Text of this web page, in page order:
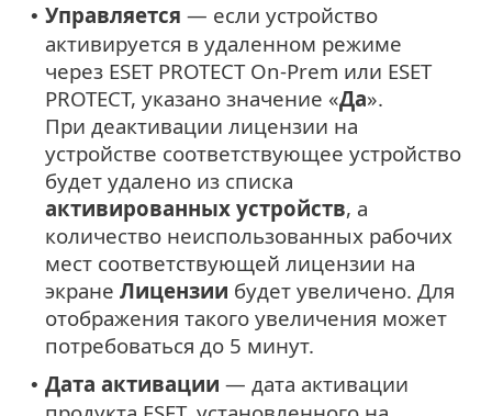
• Управляется — если устройство
активируется в удаленном режиме
через ESET PROTECT On-Prem или ESET
PROTECT, указано значение «Да».
При деактивации лицензии на
устройстве соответствующее устройство
будет удалено из списка
активированных устройств, а
количество неиспользованных рабочих
мест соответствующей лицензии на
экране Лицензии будет увеличено. Для
отображения такого увеличения может
потребоваться до 5 минут.
• Дата активации — дата активации